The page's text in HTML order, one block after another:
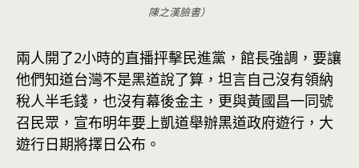
陳之漢臉書）
兩人開了2小時的直播抨擊民進黨，館長強調，要讓
他們知道台灣不是黑道說了算，坦言自己沒有領納
稅人半毛錢，也沒有幕後金主，更與黃國昌一同號
召民眾，宣布明年要上凱道舉辦黑道政府遊行，大
遊行日期將擇日公布。